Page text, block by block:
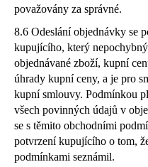
považovány za správné.
8.6 Odeslání objednávky se
kupujícího, který
objednávané zboží, kupní
úhrady kupní ceny, a je pro
kupní smlouvy. Podmínkou
všech povinných údajů v
se s těmito obchodními
potvrzení kupujícího o tom,
podmínkami seznámil.